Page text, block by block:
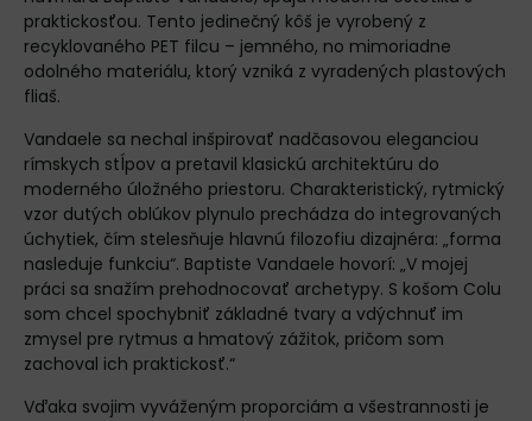
praktickosťou. Tento jedinečný kôš je vyrobený z
recyklovaného PET filcu – jemného, no mimoriadne
odolného materiálu, ktorý vzniká z vyradených plastových
fliaš.
Vandaele sa nechal inšpirovať nadčasovou eleganciou
rímskych stĺpov a pretavil klasickú architektúru do
moderného úložného priestoru. Charakteristický, rytmický
vzor dutých oblúkov plynulo prechádza do integrovaných
úchytiek, čím stelesňuje hlavnú filozofiu dizajnéra: „forma
nasleduje funkciu“. Baptiste Vandaele hovorí: „V mojej
práci sa snažím prehodnocovať archetypy. S košom Colu
som chcel spochybniť základné tvary a vdýchnuť im
zmysel pre rytmus a hmatový zážitok, pričom som
zachoval ich praktickosť.“
Vďaka svojim vyváženým proporciám a všestrannosti je